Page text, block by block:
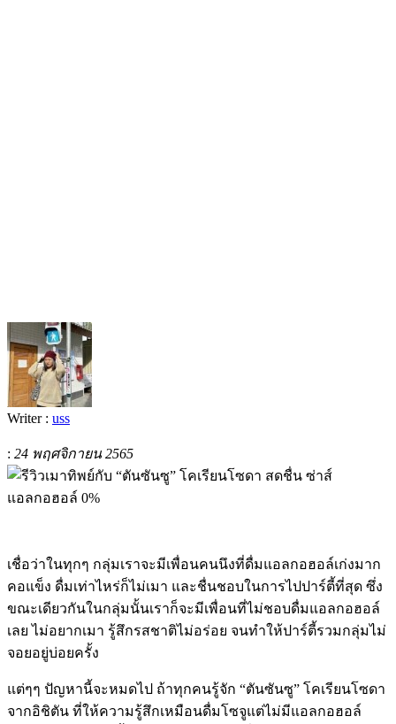
Writer : uss
: 24 พฤศจิกายน 2565
เชื่อว่าในทุกๆ กลุ่มเราจะมีเพื่อนคนนึงที่ดื่มแอลกอฮอล์เก่งมาก
คอแข็ง ดื่มเท่าไหร่ก็ไม่เมา และชื่นชอบในการไปปาร์ตี้ที่สุด ซึ่ง
ขณะเดียวกันในกลุ่มนั้นเราก็จะมีเพื่อนที่ไม่ชอบดื่มแอลกอฮอล์
เลย ไม่อยากเมา รู้สึกรสชาติไม่อร่อย จนทำให้ปาร์ตี้รวมกลุ่มไม่
จอยอยู่บ่อยครั้ง
แต่ๆๆ ปัญหานี้จะหมดไป ถ้าทุกคนรู้จัก “ตันซันซู” โคเรียนโซดา
จากอิชิตัน ที่ให้ความรู้สึกเหมือนดื่มโซจูแต่ไม่มีแอลกอฮอล์